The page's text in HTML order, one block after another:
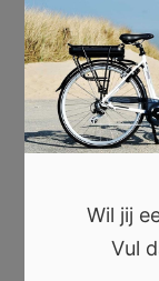
Wil jij
Vul